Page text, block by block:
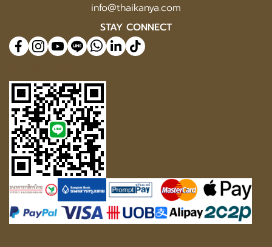
info@thaikanya.com
STAY CONNECT